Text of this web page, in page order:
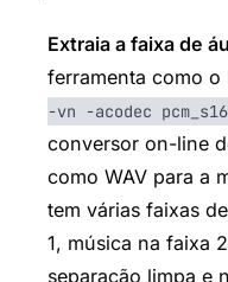
Extraia a faixa de
ferramenta como o
-vn -acodec
conversor on-line
como WAV para a
tem várias faixas
1, música na faixa
separação limpa e